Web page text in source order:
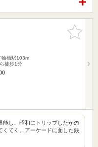
お気に入
りに追加
輪橋駅103m
徒歩1分
能し、昭和にトリップしたかの
くてく。アーケードに面した銭